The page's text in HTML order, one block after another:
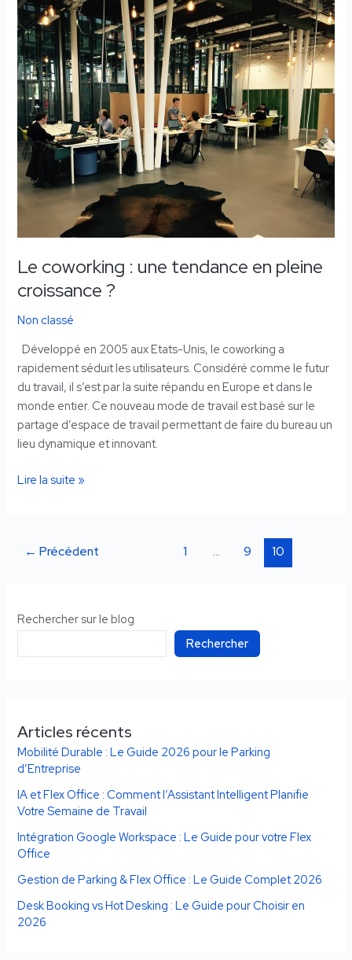
Le coworking : une tendance en pleine
croissance ?
Non classé
Développé en 2005 aux Etats-Unis, le coworking a
rapidement séduit les utilisateurs. Considéré comme le futur
du travail, il s’est par la suite répandu en Europe et dans le
monde entier. Ce nouveau mode de travail est basé sur le
partage d’espace de travail permettant de faire du bureau un
lieu dynamique et innovant.
Le
coworking
:
une
tendance
en
pleine
croissance
?
Lire la suite »
← Précédent 1 … 9 10
Rechercher sur le blog
Rechercher
Articles récents
Mobilité Durable : Le Guide 2026 pour le Parking
d’Entreprise
IA et Flex Office : Comment l’Assistant Intelligent Planifie
Votre Semaine de Travail
Intégration Google Workspace : Le Guide pour votre Flex
Office
Gestion de Parking & Flex Office : Le Guide Complet 2026
Desk Booking vs Hot Desking : Le Guide pour Choisir en
2026